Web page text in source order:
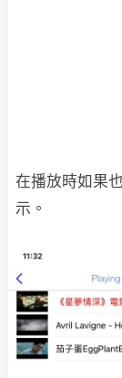
在播放時如果
示。